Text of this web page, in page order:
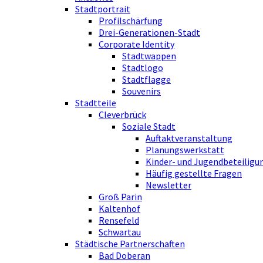
Stadtportrait
Profilschärfung
Drei-Generationen-Stadt
Corporate Identity
Stadtwappen
Stadtlogo
Stadtflagge
Souvenirs
Stadtteile
Cleverbrück
Soziale Stadt
Auftaktveranstaltung
Planungswerkstatt
Kinder- und
Häufig gestellte Fragen
Newsletter
Groß Parin
Kaltenhof
Rensefeld
Schwartau
Städtische Partnerschaften
Bad Doberan